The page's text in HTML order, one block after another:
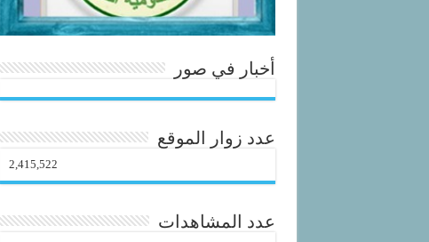
أخبار في صور
عدد زوار الموقع
2,415,522
عدد المشاهدات